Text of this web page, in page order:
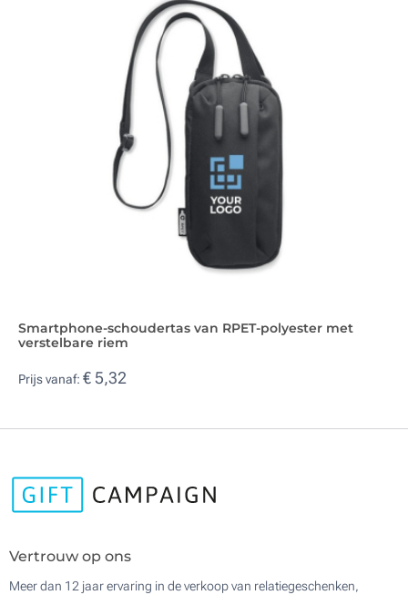
Smartphone-schoudertas van RPET-polyester met
verstelbare riem
Prijs vanaf: € 5,32
Vertrouw op ons
Meer dan 12 jaar ervaring in de verkoop van relatiegeschenken,